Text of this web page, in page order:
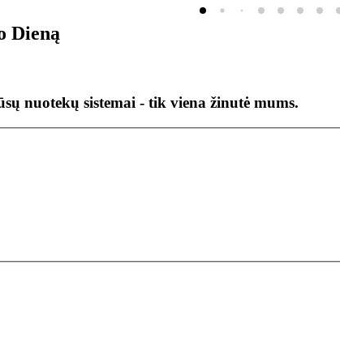
Dieną
nuotekų sistemai - tik viena žinutė mums.